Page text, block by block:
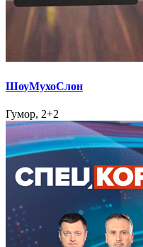
ШоуМухоСлон
Гумор, 2+2